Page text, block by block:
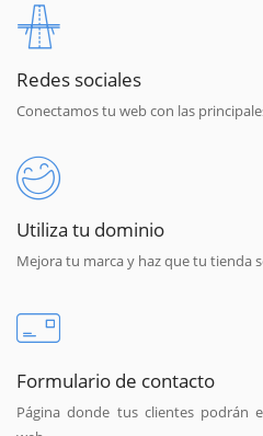
Redes sociales
Conectamos tu web con las
Utiliza tu dominio
Mejora tu marca y haz que tu tienda
Formulario de contacto
Página donde tus clientes podrán